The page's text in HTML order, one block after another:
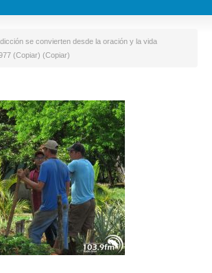
se convierten desde la oración y la vida
(Copiar) (Copiar)